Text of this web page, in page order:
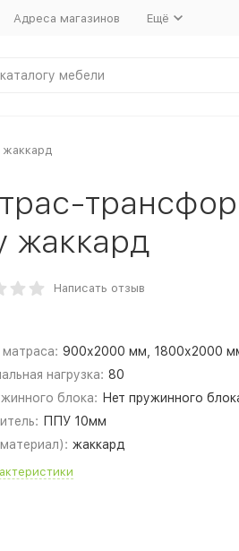
Адреса магазинов Ещё
жаккард
Написать отзыв
900х2000 мм, 1800х2000
нагрузка: 80
блока: Нет пружинного
ППУ 10мм
жаккард